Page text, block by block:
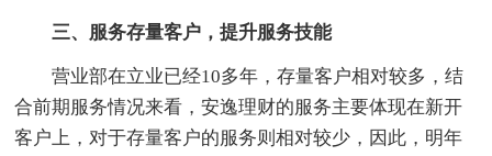
三、服务存量客户，提升服务技能
营业部在立业已经10多年，存量客户相对较多，结
合前期服务情况来看，安逸理财的服务主要体现在新开
客户上，对于存量客户的服务则相对较少，因此，明年